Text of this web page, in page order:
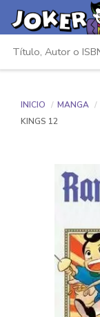
INICIO MANGA
KINGS 12